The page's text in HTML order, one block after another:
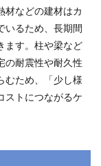
材などの建材はカ
いるため、長期間
ます。柱や梁など
の耐震性や耐久性
むため、「少し様
ストにつながるケ